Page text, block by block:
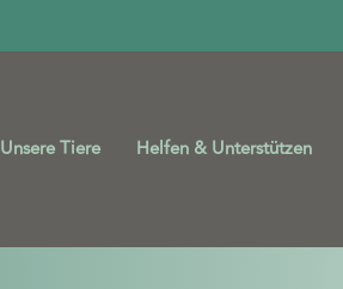
Unsere Tiere Helfen & Unterstützen